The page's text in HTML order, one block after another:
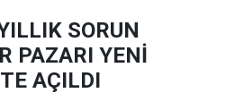
SORUN
PAZARI YENİ
AÇILDI